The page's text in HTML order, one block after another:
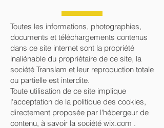
Toutes les informations, photographies,
documents et téléchargements contenus
dans ce site internet sont la propriété
inaliénable du propriétaire de ce site, la
société Translam et leur reproduction totale
ou partielle est interdite.
Toute utilisation de ce site implique
l'acceptation de la politique des cookies,
directement proposée par l'hébergeur de
contenu, à savoir la société wix.com .